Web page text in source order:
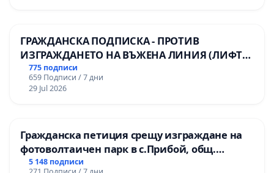
ГРАЖДАНСКА ПОДПИСКА - ПРОТИВ
ИЗГРАЖДАНЕТО НА ВЪЖЕНА ЛИНИЯ (ЛИФТ)
НА ТЕРИТОРИЯТА НА ПРИРОДНА
ЗАБЕЛЕЖИТЕЛНОСТ „ХЪЛМ НА
ОСВОБОДИТЕЛИТЕ“ (БУНАРДЖИК)
775 подписи
659 Подписи / 7 дни
29 Jul 2026
Гражданска петиция срещу изграждане на
фотоволтаичен парк в с.Прибой, общ.
Радомир
5 148 подписи